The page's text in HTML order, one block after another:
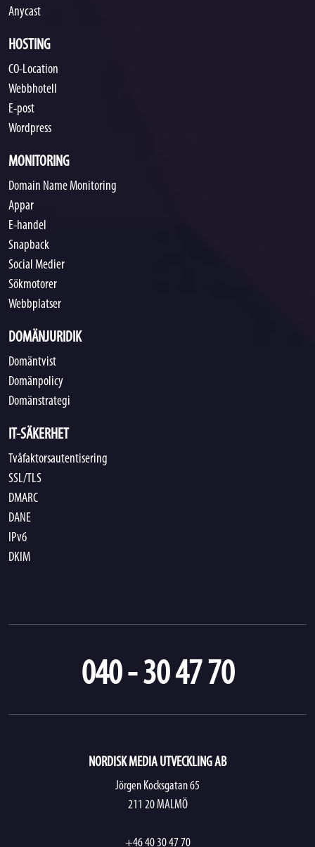
Anycast
HOSTING
CO-Location
Webbhotell
E-post
Wordpress
MONITORING
Domain Name Monitoring
Appar
E-handel
Snapback
Social Medier
Sökmotorer
Webbplatser
DOMÄNJURIDIK
Domäntvist
Domänpolicy
Domänstrategi
IT-SÄKERHET
Tvåfaktorsautentisering
SSL/TLS
DMARC
DANE
IPv6
DKIM
040 - 30 47 70
NORDISK MEDIA UTVECKLING AB
Jörgen Kocksgatan 65
211 20 MALMÖ
+46 40 30 47 70